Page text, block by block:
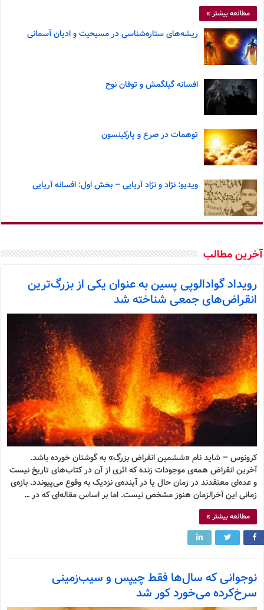
مطالعه بیشتر »
ریشه‌های ستاره‌شناسی در مسیحیت و ادیان آسمانی
افسانه گیلگمش و توفان نوح
توهمات در صرع و پارکینسون
ویدیو: نژاد و نژاد آریایی – بخش اول: افسانه آریایی
مطالب
رویداد گوادالوپی پسین به عنوان یکی از بزرگ‌ترین
انقراض‌های جمعی شناخته شد
کرونوس – شاید نام «ششمین انقراض بزرگ» به گوشتان خورده باشد.
آخرین انقراض همه‌ی موجودات زنده که اثری از آن در کتاب‌های تاریخ نیست
و عده‌ای معتقدند در زمان حال یا در آینده‌ی نزدیک به وقوع می‌پیوندد. بازه‌ی
زمانی این آخرالزمان هنوز مشخص نیست. اما بر اساس مقاله‌ای که در …
مطالعه بیشتر »
نوجوانی که سال‌ها فقط چیپس و سیب‌زمینی
سرخ‌کرده می‌خورد کور شد